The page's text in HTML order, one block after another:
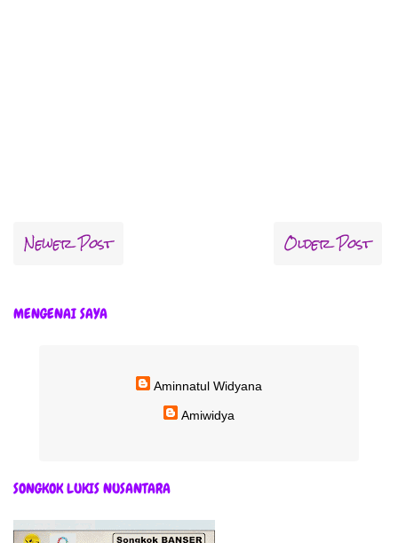
Newer Post Older Post
MENGENAI SAYA
Aminnatul Widyana
Amiwidya
SONGKOK LUKIS NUSANTARA